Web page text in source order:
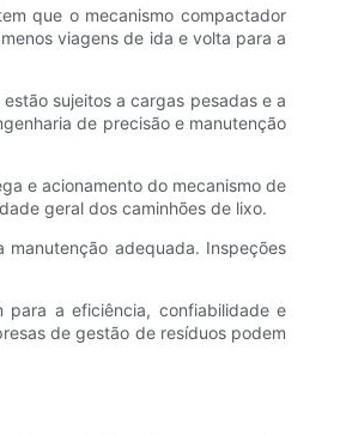
que o mecanismo compactador
viagens de ida e volta para a
sujeitos a cargas pesadas e a
de precisão e manutenção
e acionamento do mecanismo de
geral dos caminhões de lixo.
adequada. Inspeções
para a eficiência, confiabilidade e
de gestão de resíduos podem